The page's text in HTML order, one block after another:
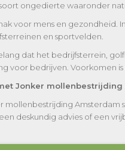
ongedierte waaronder
voor mens en
en sportvelden.
dat het bedrijfsterrein,
voor bedrijven. Voorkomen
Jonker
mollenbestrijding
deskundig advies of een